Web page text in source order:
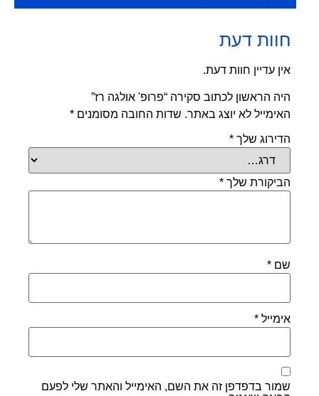
חוות דעת
אין עדיין חוות דעת.
היה הראשון לכתוב סקירה “פרופ' אולגה רז”
האימייל לא יוצג באתר. שדות החובה מסומנים *
הדירוג שלך *
הביקורת שלך *
שם *
אימייל *
שמור בדפדפן זה את השם, האימייל והאתר שלי לפעם